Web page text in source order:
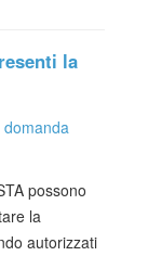
la
domanda
possono
la
autorizzati